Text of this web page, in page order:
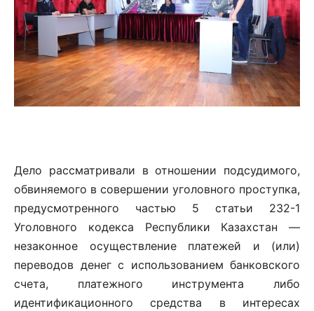
Дело рассматривали в отношении подсудимого,
обвиняемого в совершении уголовного проступка,
предусмотренного частью 5 статьи 232-1
Уголовного кодекса Республики Казахстан —
незаконное осуществление платежей и (или)
переводов денег с использованием банковского
счета, платежного инструмента либо
идентификационного средства в интересах